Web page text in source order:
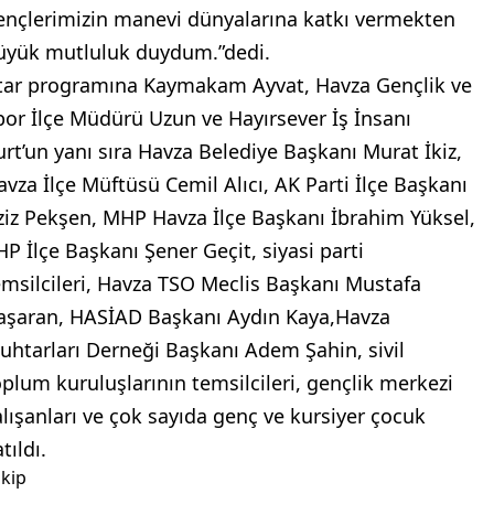
manevi dünyalarına katkı vermekten
mutluluk duydum.”dedi.
programına Kaymakam Ayvat, Havza Gençlik ve
İlçe Müdürü Uzun ve Hayırsever İş İnsanı
yanı sıra Havza Belediye Başkanı Murat İkiz,
İlçe Müftüsü Cemil Alıcı, AK Parti İlçe Başkanı
Pekşen, MHP Havza İlçe Başkanı İbrahim Yüksel,
İlçe Başkanı Şener Geçit, siyasi parti
Havza TSO Meclis Başkanı Mustafa
HASİAD Başkanı Aydın Kaya,Havza
Derneği Başkanı Adem Şahin, sivil
kuruluşlarının temsilcileri, gençlik merkezi
ve çok sayıda genç ve kursiyer çocuk